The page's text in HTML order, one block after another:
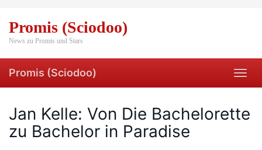
main
content
Promis (Sciodoo)
News zu Promis und Stars
Promis (Sciodoo)
Jan Kelle: Von Die Bachelorette
zu Bachelor in Paradise